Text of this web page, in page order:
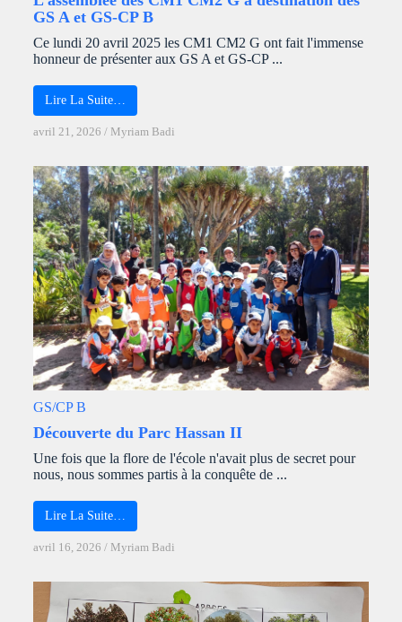
GS A et GS-CP B
Ce lundi 20 avril 2025 les CM1 CM2 G ont fait l'immense
honneur de présenter aux GS A et GS-CP ...
Lire La Suite…
avril 21, 2026 / Myriam Badi
GS/CP B
Découverte du Parc Hassan II
Une fois que la flore de l'école n'avait plus de secret pour
nous, nous sommes partis à la conquête de ...
Lire La Suite…
avril 16, 2026 / Myriam Badi